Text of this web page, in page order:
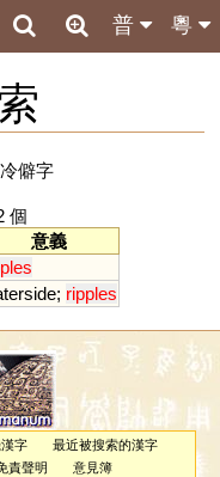
粵
普
冷僻字
個
意義
; ripples
字
最近被搜索的漢字
責聲明 意見簿